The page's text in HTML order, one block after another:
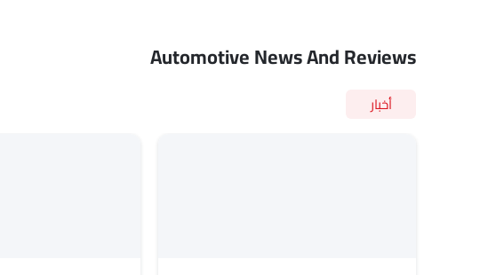
Automotive News And Reviews
أخبار